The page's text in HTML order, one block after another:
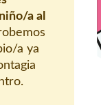
a al
a ya